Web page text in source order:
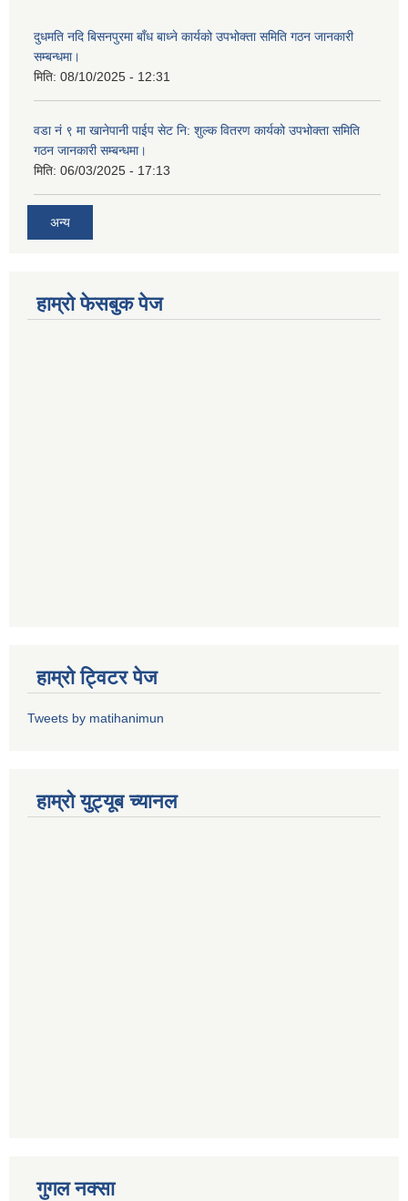
दुधमति नदि बिसनपुरमा बाँध बाध्ने कार्यको उपभोक्ता समिति गठन जानकारी
सम्बन्धमा।
मिति: 08/10/2025 - 12:31
वडा नं ९ मा खानेपानी पाईप सेट नि: शुल्क वितरण कार्यको उपभोक्ता समिति
गठन जानकारी सम्बन्धमा।
मिति: 06/03/2025 - 17:13
अन्य
हाम्राे फेसबुक पेज
हाम्राे ट्विटर पेज
Tweets by matihanimun
हाम्रो युट्यूब च्यानल
गुगल नक्सा